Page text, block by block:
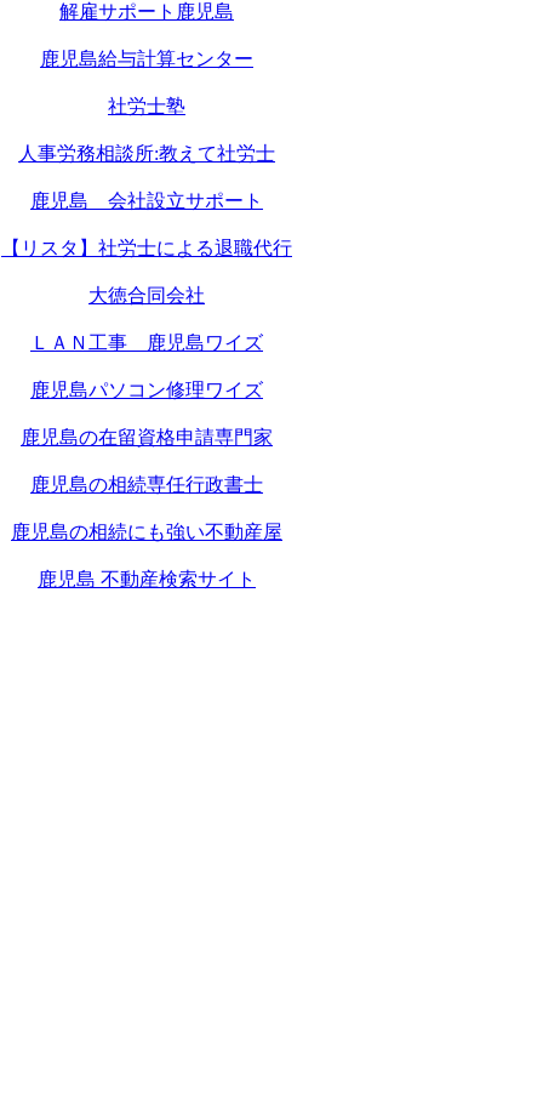
解雇サポート鹿児島
鹿児島給与計算センター
社労士塾
人事労務相談所:教えて社労士
鹿児島 会社設立サポート
【リスタ】社労士による退職代行
大徳合同会社
ＬＡＮ工事 鹿児島ワイズ
鹿児島パソコン修理ワイズ
鹿児島の在留資格申請専門家
鹿児島の相続専任行政書士
鹿児島の相続にも強い不動産屋
鹿児島 不動産検索サイト